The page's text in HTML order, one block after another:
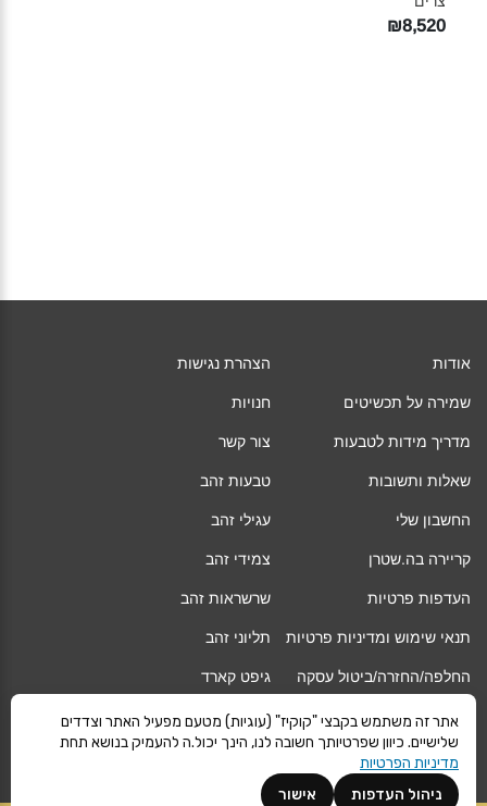
₪8,520
אודות
שמירה על תכשיטים
מדריך מידות לטבעות
שאלות ותשובות
החשבון שלי
קריירה בה.שטרן
העדפות פרטיות
תנאי שימוש ומדיניות פרטיות
החלפה/החזרה/ביטול עסקה
אחריות
הצהרת נגישות
חנויות
צור קשר
טבעות זהב
עגילי זהב
צמידי זהב
שרשראות זהב
תליוני זהב
גיפט קארד
מגזין
Vogue
קרא עוד
אתר זה משתמש בקבצי "קוקיז" (עוגיות) מטעם מפעיל האתר וצדדים
שלישיים. כיוון שפרטיותך חשובה לנו, הינך יכול.ה להעמיק בנושא תחת
מדיניות הפרטיות
אישור
ניהול העדפות